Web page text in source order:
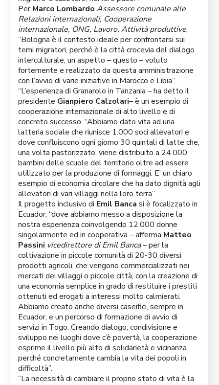
PerMarco Lombardo Assessore comunale alle
Relazioni internazionali, Cooperazione
internazionale, ONG, Lavoro, Attività produttive,
“Bologna è il contesto ideale per confrontarsi sui
temi migratori, perché è la città crocevia del dialogo
interculturale, un aspetto – questo – voluto
fortemente e realizzato da questa amministrazione
con l’avvio di varie iniziative in Marocco e Libia”.
“L’esperienza di Granarolo in Tanzania – ha detto il
presidente Gianpiero Calzolari– è un esempio di
cooperazione internazionale di alto livello e di
concreto successo. “Abbiamo dato vita ad una
latteria sociale che riunisce 1.000 soci allevatori e
dove confluiscono ogni giorno 30 quintali di latte che,
una volta pastorizzato, viene distribuito a 24.000
bambini delle scuole del territorio oltre ad essere
utilizzato per la produzione di formaggi. E’ un chiaro
esempio di economia circolare che ha dato dignità agli
allevatori di vari villaggi nella loro terra”.
Il progetto inclusivo di Emil Banca si è focalizzato in
Ecuador, “dove abbiamo messo a disposizione la
nostra esperienza coinvolgendo 12.000 donne
singolarmente ed in cooperativa – afferma Matteo
Passini vicedirettore di Emil Banca– per la
coltivazione in piccole comunità di 20-30 diversi
prodotti agricoli, che vengono commercializzati nei
mercati dei villaggi o piccole città, con la creazione di
una economia semplice in grado di restituire i prestiti
ottenuti ed erogati a interessi molto calmierati.
Abbiamo creato anche diversi caseifici, sempre in
Ecuador, e un percorso di formazione di avvio di
servizi in Togo. Creando dialogo, condivisione e
sviluppo nei luoghi dove c’è povertà, la cooperazione
esprime il livello più alto di solidarietà e vicinanza
perché concretamente cambia la vita dei popoli in
difficoltà”.
“La necessità di cambiare il proprio stato di vita è la